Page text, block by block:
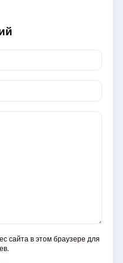
сайта в этом браузере для